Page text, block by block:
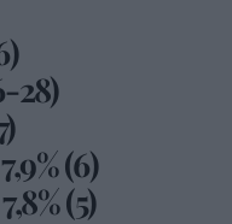
28)
(6)
(5)